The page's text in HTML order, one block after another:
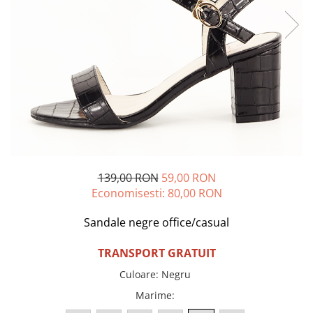
Blugi si pantaloni
Pulovere si cardigane
Rochii
139,00 RON 59,00 RON
Economisesti: 80,00 RON
Sandale negre office/casual
TRANSPORT GRATUIT
Culoare: Negru
Marime: